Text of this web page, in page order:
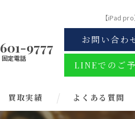
【iPad
9777
固定電話
お問い合わ
LINEでのご
買取実績 よくある質問